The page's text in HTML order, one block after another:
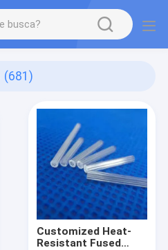
(681)
Customized Heat-
Resistant Fused